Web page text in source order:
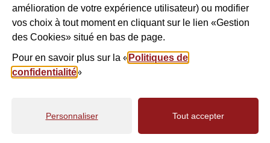
amélioration de votre expérience utilisateur) ou modifier
vos choix à tout moment en cliquant sur le lien «Gestion
des Cookies» situé en bas de page.
Pour en savoir plus sur la « Politiques de
confidentialité»
Personnaliser Tout accepter
E T N V L A G
I
VALIDER